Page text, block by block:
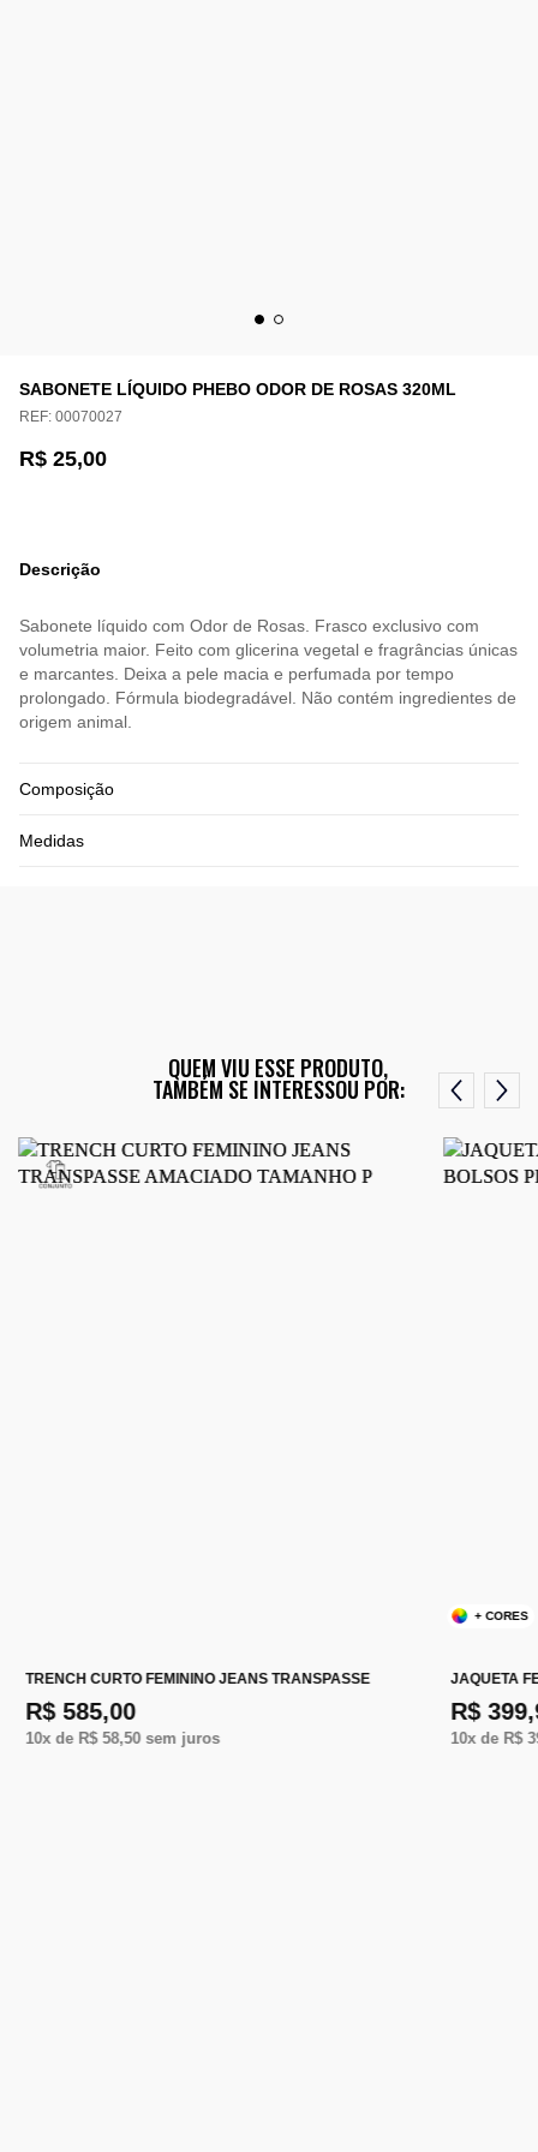
SABONETE LÍQUIDO PHEBO ODOR DE ROSAS 320ML
REF: 00070027
R$ 25,00
Descrição
Sabonete líquido com Odor de Rosas. Frasco exclusivo com
volumetria maior. Feito com glicerina vegetal e fragrâncias únicas
e marcantes. Deixa a pele macia e perfumada por tempo
prolongado. Fórmula biodegradável. Não contém ingredientes de
origem animal.
Composição
Medidas
QUEM VIU ESSE PRODUTO,
TAMBÉM SE INTERESSOU POR:
TRENCH CURTO FEMININO JEANS TRANSPASSE
R$ 585,00
10x de R$ 58,50sem juros
+ CORES
JAQUETA
R$
10x de R$